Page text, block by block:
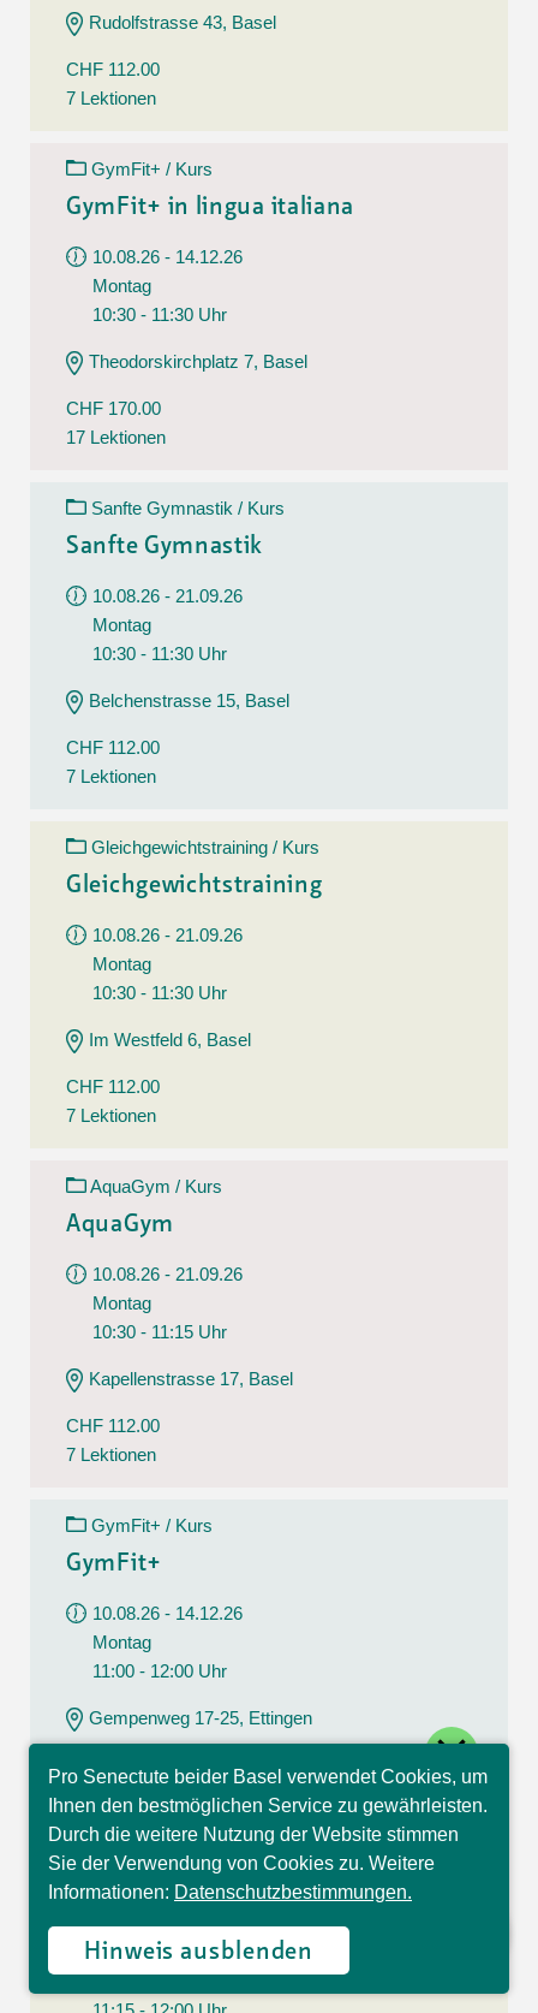
Rudolfstrasse 43, Basel
CHF 112.00
7 Lektionen
GymFit+ / Kurs
GymFit+ in lingua italiana
10.08.26 - 14.12.26
Montag
10:30 - 11:30 Uhr
Theodorskirchplatz 7, Basel
CHF 170.00
17 Lektionen
Sanfte Gymnastik / Kurs
Sanfte Gymnastik
10.08.26 - 21.09.26
Montag
10:30 - 11:30 Uhr
Belchenstrasse 15, Basel
CHF 112.00
7 Lektionen
Gleichgewichtstraining / Kurs
Gleichgewichtstraining
10.08.26 - 21.09.26
Montag
10:30 - 11:30 Uhr
Im Westfeld 6, Basel
CHF 112.00
7 Lektionen
AquaGym / Kurs
AquaGym
10.08.26 - 21.09.26
Montag
10:30 - 11:15 Uhr
Kapellenstrasse 17, Basel
CHF 112.00
7 Lektionen
GymFit+ / Kurs
GymFit+
10.08.26 - 14.12.26
Montag
11:00 - 12:00 Uhr
Gempenweg 17-25, Ettingen
CHF 204.00
17 Lektionen
AquaGym / Kurs
AquaGym
10.08.26 - 21.09.26
Montag
Pro Senectute beider Basel verwendet Cookies, um
Ihnen den bestmöglichen Service zu gewährleisten.
Durch die weitere Nutzung der Website stimmen
Sie der Verwendung von Cookies zu. Weitere
Informationen: Datenschutzbestimmungen.
Hinweis ausblenden
Hallo, ich bin Sophia und
beantworte gerne Ihre
Fragen.
close